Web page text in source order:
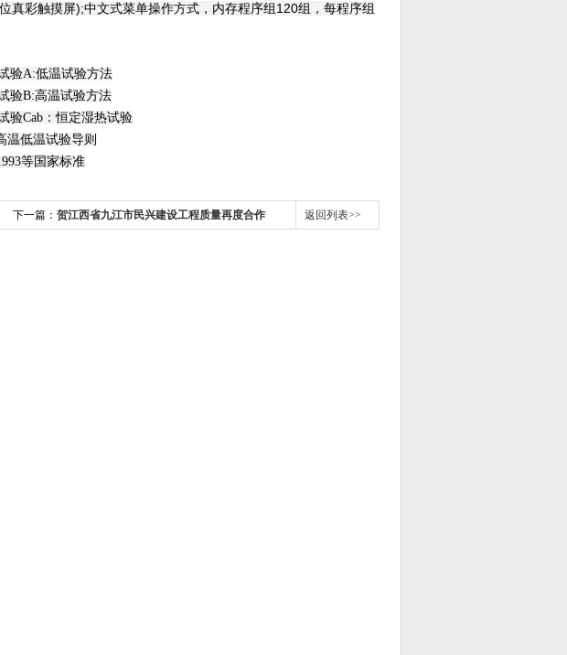
真彩触摸屏);中文式菜单操作方式，内存程序组120组，每程序组
验A:低温试验方法
验B:高温试验方法
验Cab：恒定湿热试验
温低温试验导则
等国家标准
下一篇： 贺江西省九江市民兴建设工程质量再度合作 返回列表>>